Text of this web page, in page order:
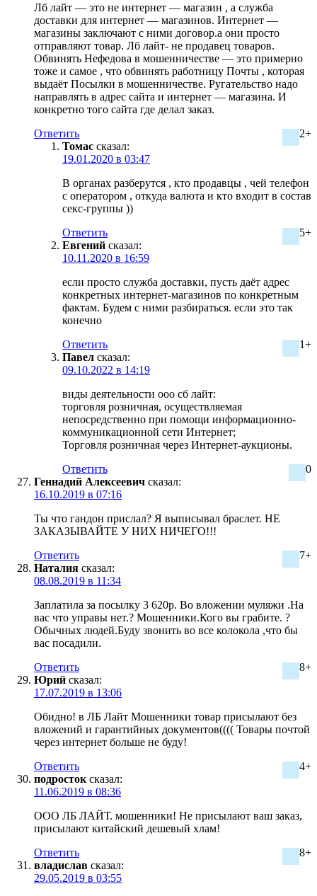
Лб лайт — это не интернет — магазин , а служба
доставки для интернет — магазинов. Интернет —
магазины заключают с ними договор.а они просто
отправляют товар. Лб лайт- не продавец товаров.
Обвинять Нефедова в мошенничестве — это примерно
тоже и самое , что обвинять работницу Почты , которая
выдаёт Посылки в мошенничестве. Ругательство надо
направлять в адрес сайта и интернет — магазина. И
конкретно того сайта где делал заказ.
2+
Ответить
Томас сказал:
19.01.2020 в 03:47
В органах разберутся , кто продавцы , чей телефон
с оператором , откуда валюта и кто входит в состав
секс-группы ))
5+
Ответить
Евгений сказал:
10.11.2020 в 16:59
если просто служба доставки, пусть даёт адрес
конкретных интернет-магазинов по конкретным
фактам. Будем с ними разбираться. если это так
конечно
1+
Ответить
Павел сказал:
09.10.2022 в 14:19
виды деятельности ооо сб лайт:
торговля розничная, осуществляемая
непосредственно при помощи информационно-
коммуникационной сети Интернет;
Торговля розничная через Интернет-аукционы.
0
Ответить
Геннадий Алексеевич сказал:
16.10.2019 в 07:16
Ты что гандон прислал? Я выписывал браслет. НЕ
ЗАКАЗЫВАЙТЕ У НИХ НИЧЕГО!!!
7+
Ответить
Наталия сказал:
08.08.2019 в 11:34
Заплатила за посылку 3 620р. Во вложении муляжи .На
вас что управы нет.? Мошенники.Кого вы грабите. ?
Обычных людей.Буду звонить во все колокола ,что бы
вас посадили.
8+
Ответить
Юрий сказал:
17.07.2019 в 13:06
Обидно! в ЛБ Лайт Мошенники товар присылают без
вложений и гарантийных документов(((( Товары почтой
через интернет больше не буду!
4+
Ответить
подросток сказал:
11.06.2019 в 08:36
ООО ЛБ ЛАЙТ. мошенники! Не присылают ваш заказ,
присылают китайский дешевый хлам!
8+
Ответить
владислав сказал:
29.05.2019 в 03:55